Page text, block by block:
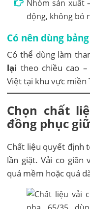
Nhóm sản xuất
động, không bó
Có nên dùng
Có thể dùng làm
lại theo chiều cao
Việt tại khu vực miền
Chọn chất
đồng phục
Chất liệu quyết định
lần giặt. Vải co
quá mềm hoặc quá